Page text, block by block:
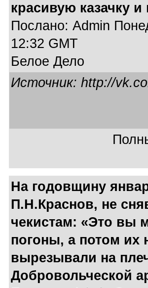
красивую казачку и
Послано: Admin
12:32 GMT
Белое Дело
Источник: http://
На годовщину
П.Н.Краснов, не
чекистам: «Это вы
погоны, а потом их
вырезывали на
Добровольческой